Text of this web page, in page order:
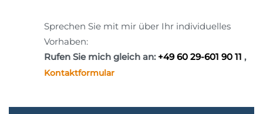
Sprechen Sie mit mir über Ihr individuelles
Vorhaben:
Rufen Sie mich gleich an: +49 60 29-601 90 11 ,
Kontaktformular